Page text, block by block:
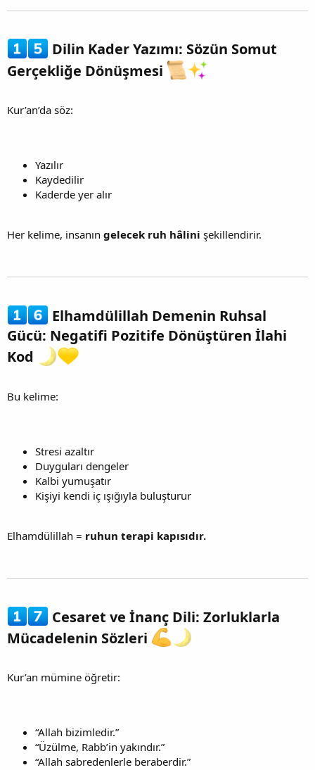
Dilin Kader Yazımı: Sözün Somut
Gerçekliğe Dönüşmesi
Kur’an’da söz:
Yazılır
Kaydedilir
Kaderde yer alır
Her kelime, insanın gelecek ruh hâlini şekillendirir.
Elhamdülillah Demenin Ruhsal
Gücü: Negatifi Pozitife Dönüştüren İlahi
Kod
Bu kelime:
Stresi azaltır
Duyguları dengeler
Kalbi yumuşatır
Kişiyi kendi iç ışığıyla buluşturur
Elhamdülillah = ruhun terapi kapısıdır.
Cesaret ve İnanç Dili: Zorluklarla
Mücadelenin Sözleri
Kur’an mümine öğretir:
“Allah bizimledir.”
“Üzülme, Rabb’in yakındır.”
“Allah sabredenlerle beraberdir.”